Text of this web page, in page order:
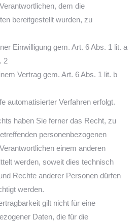
dem die
bereitgestellt wurden, zu
Einwilligung gem. Art. 6 Abs. 1 lit. a
2
Vertrag gem. Art. 6 Abs. 1 lit. b
automatisierter Verfahren erfolgt.
haben Sie ferner das Recht, zu
personenbezogenen
einem anderen
werden, soweit dies technisch
Rechte anderer Personen dürfen
werden.
gilt nicht für eine
Daten, die für die